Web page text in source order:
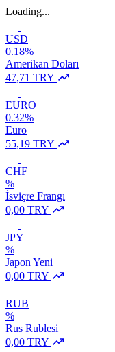
Loading...
USD
0.18%
Amerikan Doları
47,71 TRY
EURO
0.32%
Euro
55,19 TRY
CHF
%
İsviçre Frangı
0,00 TRY
JPY
%
Japon Yeni
0,00 TRY
RUB
%
Rus Rublesi
0,00 TRY